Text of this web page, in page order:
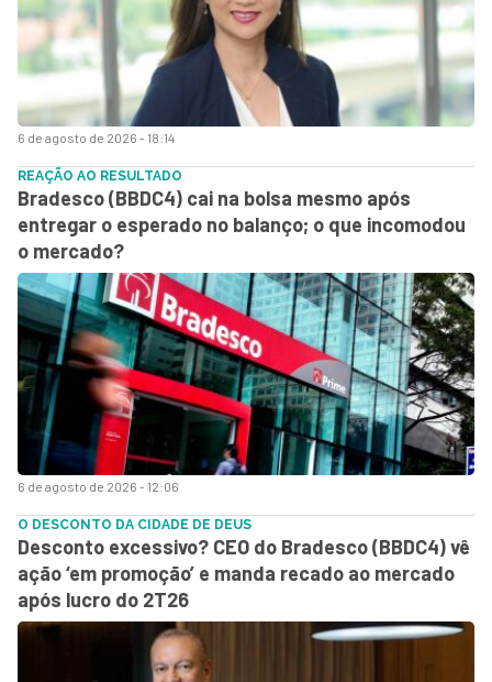
6 de agosto de 2026 - 18:14
6 de agosto de 2026 - 12:06
REAÇÃO AO RESULTADO
Bradesco (BBDC4) cai na bolsa mesmo após
entregar o esperado no balanço; o que incomodou
o mercado?
O DESCONTO DA CIDADE DE DEUS
Desconto excessivo? CEO do Bradesco (BBDC4) vê
ação ‘em promoção’ e manda recado ao mercado
após lucro do 2T26